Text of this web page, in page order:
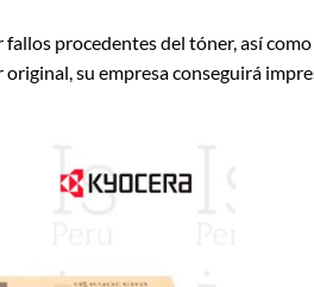
fallos procedentes del tóner, así
original, su empresa conseguirá